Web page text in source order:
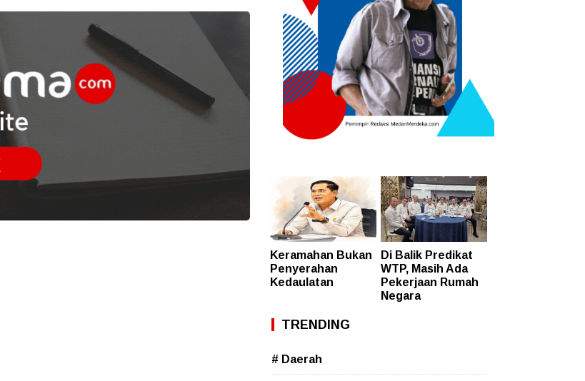
Keramahan Bukan
Penyerahan
Kedaulatan
Di Balik Predikat
WTP, Masih Ada
Pekerjaan Rumah
Negara
TRENDING
# Daerah